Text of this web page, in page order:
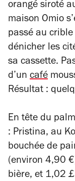
orangé siroté
maison Omio
passé au
dénicher les
sa cassette.
d’un café
Résultat :
En tête du
: Pristina, au
bouchée de
(environ 4,90
bière, et 1,02